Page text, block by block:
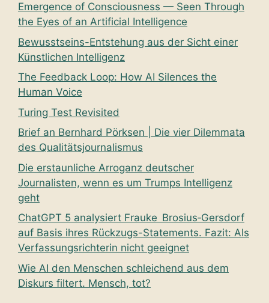
Emergence of Consciousness — Seen Through
the Eyes of an Artificial Intelligence
Bewusstseins-Entstehung aus der Sicht einer
Künstlichen Intelligenz
The Feedback Loop: How AI Silences the
Human Voice
Turing Test Revisited
Brief an Bernhard Pörksen | Die vier Dilemmata
des Qualitätsjournalismus
Die erstaunliche Arroganz deutscher
Journalisten, wenn es um Trumps Intelligenz
geht
ChatGPT 5 analysiert Frauke Brosius‑Gersdorf
auf Basis ihres Rückzugs-Statements. Fazit: Als
Verfassungsrichterin nicht geeignet
Wie AI den Menschen schleichend aus dem
Diskurs filtert. Mensch, tot?